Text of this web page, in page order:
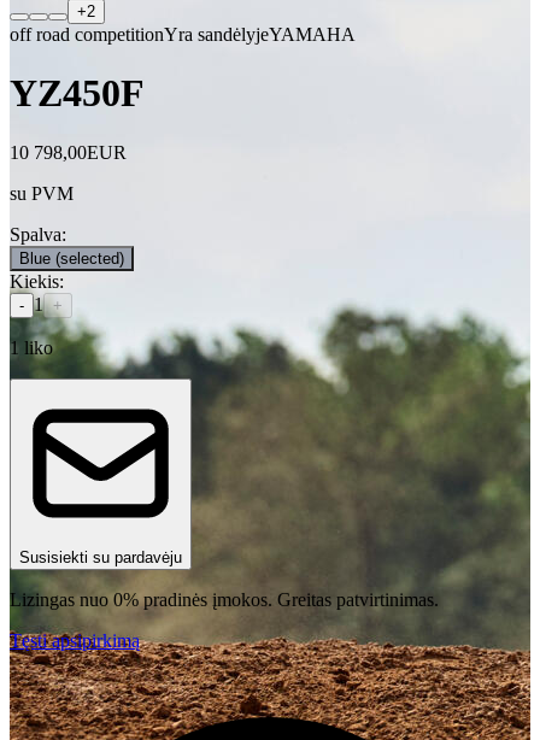
+2
off road competitionYra sandėlyjeYAMAHA
YZ450F
10 798,00EUR
su PVM
Spalva:
Blue (selected)
Kiekis:
- 1 +
1 liko
Susisiekti su pardavėju
Lizingas nuo 0% pradinės įmokos. Greitas patvirtinimas.
Tęsti apsipirkimą